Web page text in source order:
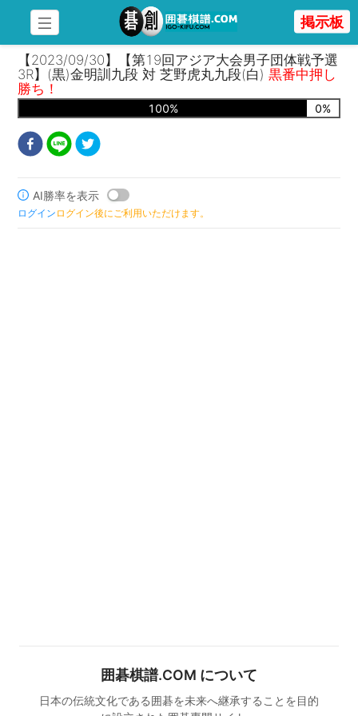
掲示板
【2023/09/30】【第19回アジア大会男子団体戦予選
3R】(黒)金明訓九段 対 芝野虎丸九段(白)黒番中押し
勝ち！
100% 0%
AI勝率を表示
ログイン ログイン後にご利用いただけます。
囲碁棋譜.COM について
日本の伝統文化である囲碁を未来へ継承することを目的